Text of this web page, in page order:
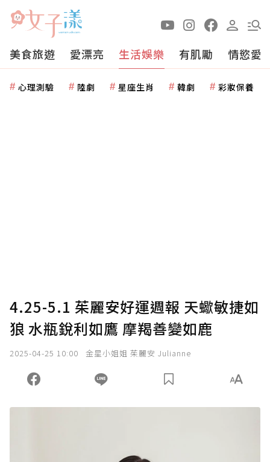
美食旅遊 愛漂亮 生活娛樂 有肌勵 情慾愛
心理測驗 陸劇 星座生肖 韓劇 彩妝保養
4.25-5.1 茱麗安好運週報 天蠍敏捷如
狼 水瓶銳利如鷹 摩羯善變如鹿
2025-04-25 10:00 金星小姐姐 茱麗安 Julianne